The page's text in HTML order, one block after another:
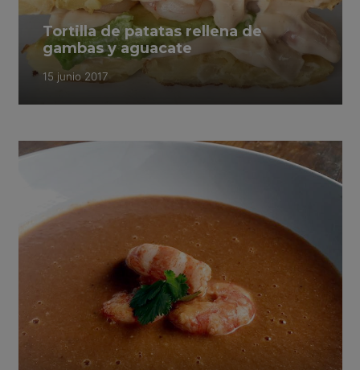
Tortilla de patatas rellena de
gambas y aguacate
15 junio 2017